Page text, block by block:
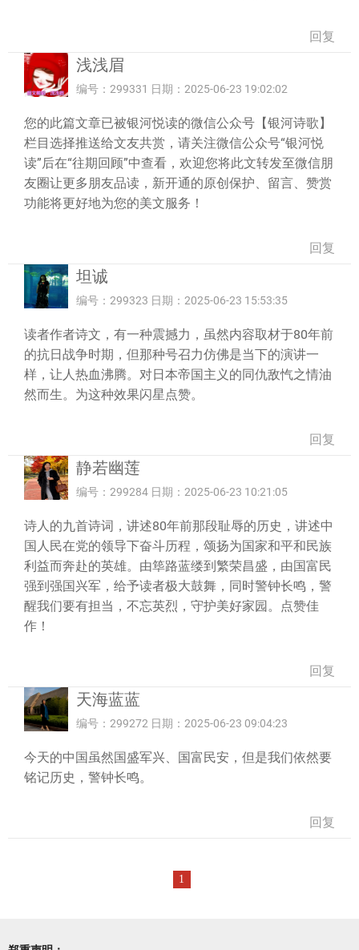
回复
浅浅眉
编号：299331 日期：2025-06-23 19:02:02
您的此篇文章已被银河悦读的微信公众号【银河诗歌】
栏目选择推送给文友共赏，请关注微信公众号“银河悦
读”后在“往期回顾”中查看，欢迎您将此文转发至微信朋
友圈让更多朋友品读，新开通的原创保护、留言、赞赏
功能将更好地为您的美文服务！
回复
坦诚
编号：299323 日期：2025-06-23 15:53:35
读者作者诗文，有一种震撼力，虽然内容取材于80年前
的抗日战争时期，但那种号召力仿佛是当下的演讲一
样，让人热血沸腾。对日本帝国主义的同仇敌忾之情油
然而生。为这种效果闪星点赞。
回复
静若幽莲
编号：299284 日期：2025-06-23 10:21:05
诗人的九首诗词，讲述80年前那段耻辱的历史，讲述中
国人民在党的领导下奋斗历程，颂扬为国家和平和民族
利益而奔赴的英雄。由筚路蓝缕到繁荣昌盛，由国富民
强到强国兴军，给予读者极大鼓舞，同时警钟长鸣，警
醒我们要有担当，不忘英烈，守护美好家园。点赞佳
作！
回复
天海蓝蓝
编号：299272 日期：2025-06-23 09:04:23
今天的中国虽然国盛军兴、国富民安，但是我们依然要
铭记历史，警钟长鸣。
回复
1